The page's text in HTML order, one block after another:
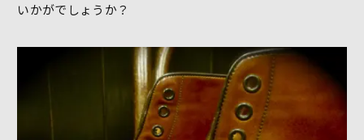
いかがでしょうか？